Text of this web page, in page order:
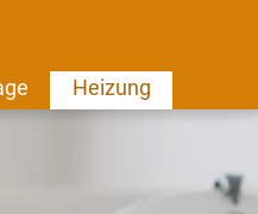
Heizung